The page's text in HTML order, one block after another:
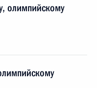
олимпийскому